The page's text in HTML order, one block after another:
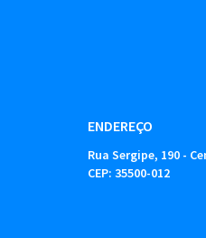
ENDEREÇO
Rua Sergipe, 190 -
CEP: 35500-012